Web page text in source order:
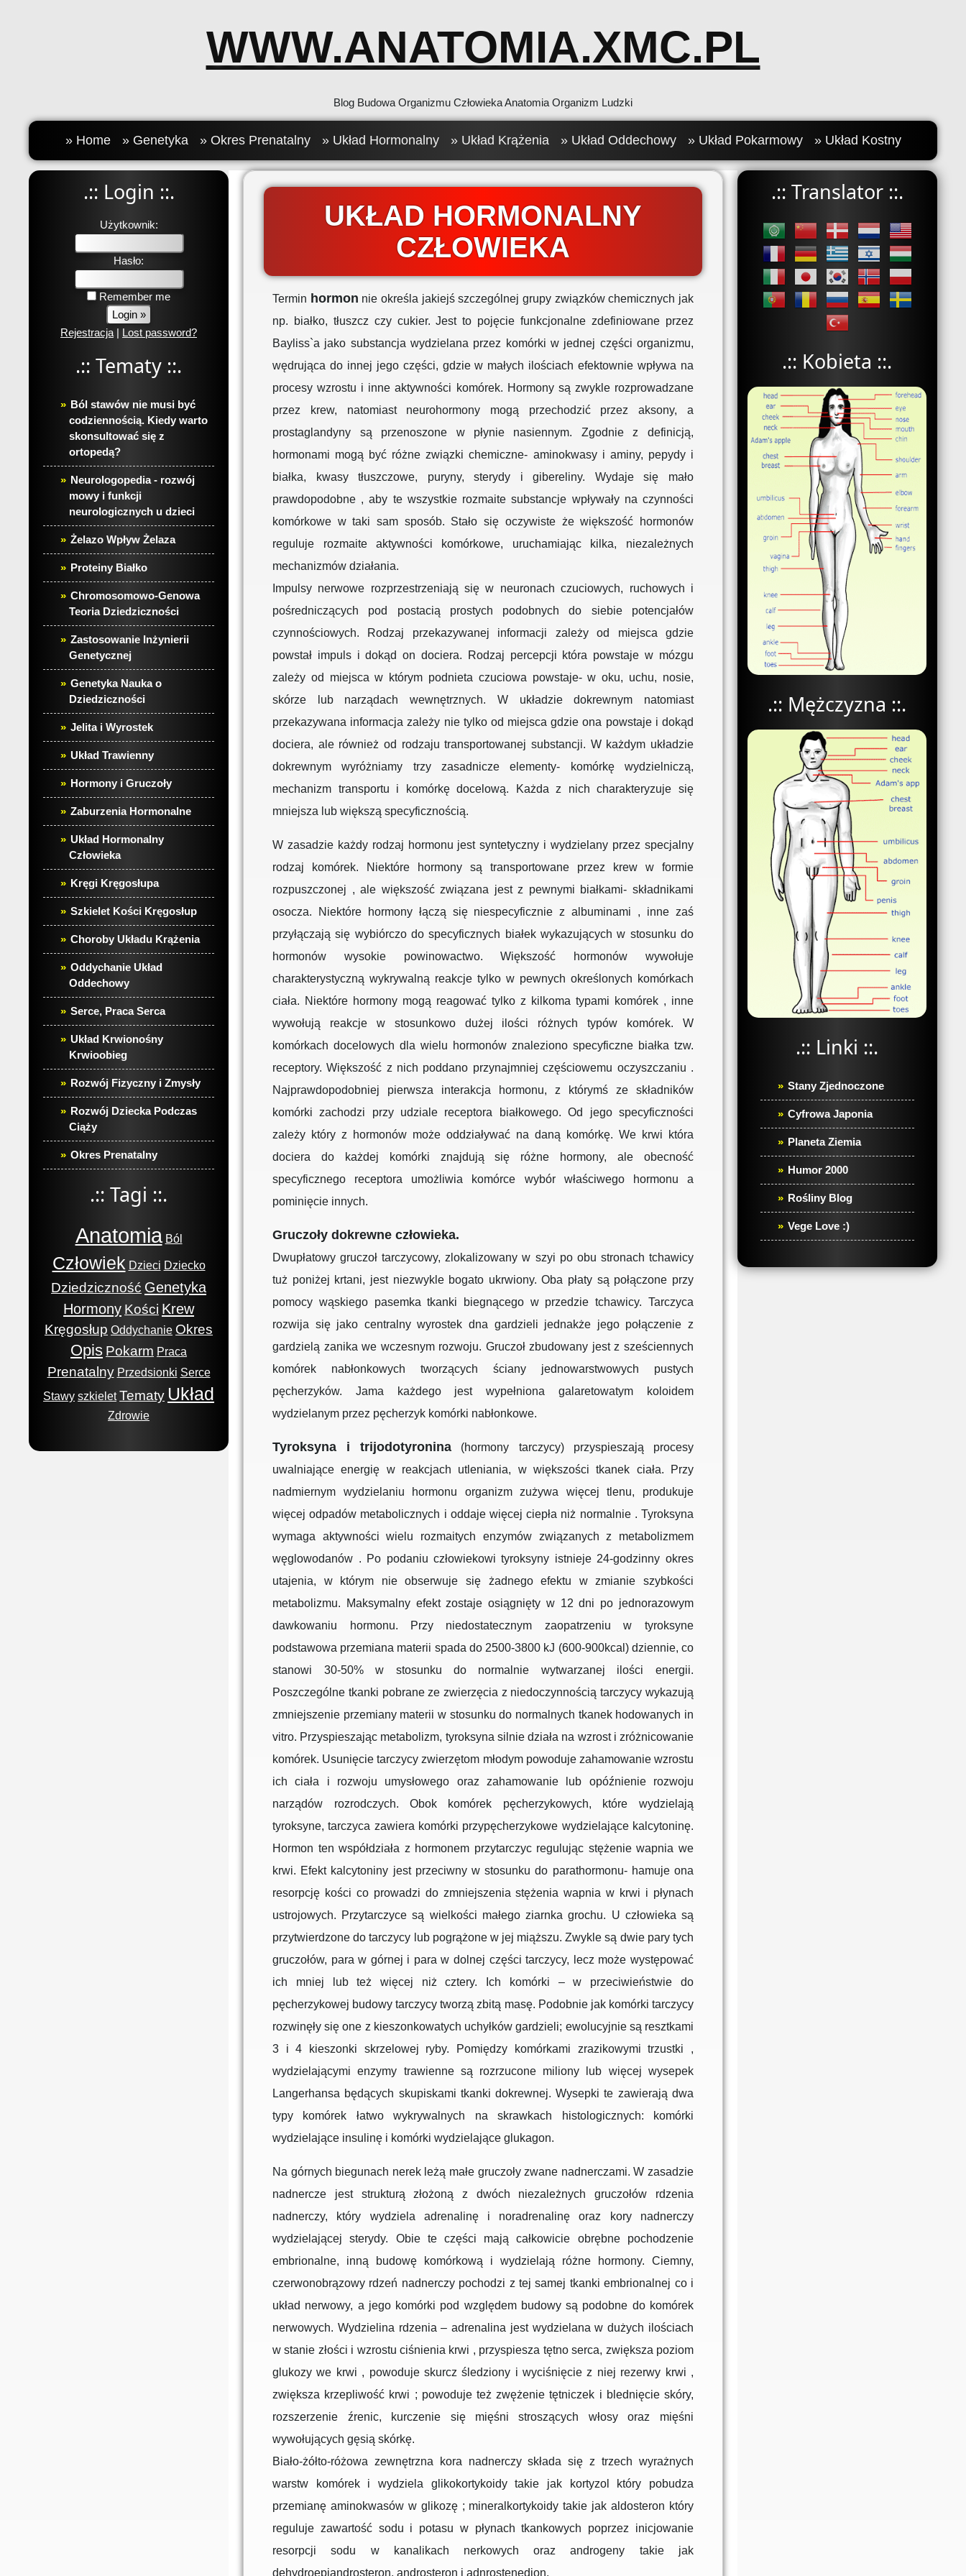
WWW.ANATOMIA.XMC.PL
Blog Budowa Organizmu Człowieka Anatomia Organizm Ludzki
» Home » Genetyka » Okres Prenatalny » Układ Hormonalny » Układ Krążenia » Układ Oddechowy » Układ Pokarmowy » Układ Kostny
.:: Login ::.
Użytkownik:
Hasło:
Remember me
Rejestracja | Lost password?
.:: Tematy ::.
Ból stawów nie musi być
codziennością. Kiedy warto
skonsultować się z
ortopedą?
Neurologopedia - rozwój
mowy i funkcji
neurologicznych u dzieci
Żelazo Wpływ Żelaza
Proteiny Białko
Chromosomowo-Genowa
Teoria Dziedziczności
Zastosowanie Inżynierii
Genetycznej
Genetyka Nauka o
Dziedziczności
Jelita i Wyrostek
Układ Trawienny
Hormony i Gruczoły
Zaburzenia Hormonalne
Układ Hormonalny
Człowieka
Kręgi Kręgosłupa
Szkielet Kości Kręgosłup
Choroby Układu Krążenia
Oddychanie Układ
Oddechowy
Serce, Praca Serca
Układ Krwionośny
Krwioobieg
Rozwój Fizyczny i Zmysły
Rozwój Dziecka Podczas
Ciąży
Okres Prenatalny
.:: Tagi ::.
Anatomia Ból
Człowiek Dzieci Dziecko
Dziedziczność Genetyka
Hormony Kości Krew
Kręgosłup Oddychanie Okres
Opis Pokarm Praca
Prenatalny Przedsionki Serce
Stawy szkielet Tematy Układ
Zdrowie
UKŁAD HORMONALNY
CZŁOWIEKA
Termin hormon nie określa jakiejś szczególnej grupy związków chemicznych jak
np. białko, tłuszcz czy cukier. Jest to pojęcie funkcjonalne zdefiniowane przez
Bayliss`a jako substancja wydzielana przez komórki w jednej części organizmu,
wędrująca do innej jego części, gdzie w małych ilościach efektownie wpływa na
procesy wzrostu i inne aktywności komórek. Hormony są zwykle rozprowadzane
przez krew, natomiast neurohormony mogą przechodzić przez aksony, a
prostaglandyny są przenoszone w płynie nasiennym. Zgodnie z definicją,
hormonami mogą być różne związki chemiczne- aminokwasy i aminy, pepydy i
białka, kwasy tłuszczowe, puryny, sterydy i gibereliny. Wydaje się mało
prawdopodobne , aby te wszystkie rozmaite substancje wpływały na czynności
komórkowe w taki sam sposób. Stało się oczywiste że większość hormonów
reguluje rozmaite aktywności komórkowe, uruchamiając kilka, niezależnych
mechanizmów działania.
Impulsy nerwowe rozprzestrzeniają się w neuronach czuciowych, ruchowych i
pośredniczących pod postacią prostych podobnych do siebie potencjałów
czynnościowych. Rodzaj przekazywanej informacji zależy od miejsca gdzie
powstał impuls i dokąd on dociera. Rodzaj percepcji która powstaje w mózgu
zależy od miejsca w którym podnieta czuciowa powstaje- w oku, uchu, nosie,
skórze lub narządach wewnętrznych. W układzie dokrewnym natomiast
przekazywana informacja zależy nie tylko od miejsca gdzie ona powstaje i dokąd
dociera, ale również od rodzaju transportowanej substancji. W każdym układzie
dokrewnym wyróżniamy trzy zasadnicze elementy- komórkę wydzielniczą,
mechanizm transportu i komórkę docelową. Każda z nich charakteryzuje się
mniejsza lub większą specyficznością.
W zasadzie każdy rodzaj hormonu jest syntetyczny i wydzielany przez specjalny
rodzaj komórek. Niektóre hormony są transportowane przez krew w formie
rozpuszczonej , ale większość związana jest z pewnymi białkami- składnikami
osocza. Niektóre hormony łączą się niespecyficznie z albuminami , inne zaś
przyłączają się wybiórczo do specyficznych białek wykazujących w stosunku do
hormonów wysokie powinowactwo. Większość hormonów wywołuje
charakterystyczną wykrywalną reakcje tylko w pewnych określonych komórkach
ciała. Niektóre hormony mogą reagować tylko z kilkoma typami komórek , inne
wywołują reakcje w stosunkowo dużej ilości różnych typów komórek. W
komórkach docelowych dla wielu hormonów znaleziono specyficzne białka tzw.
receptory. Większość z nich poddano przynajmniej częściowemu oczyszczaniu .
Najprawdopodobniej pierwsza interakcja hormonu, z którymś ze składników
komórki zachodzi przy udziale receptora białkowego. Od jego specyficzności
zależy który z hormonów może oddziaływać na daną komórkę. We krwi która
dociera do każdej komórki znajdują się różne hormony, ale obecność
specyficznego receptora umożliwia komórce wybór właściwego hormonu a
pominięcie innych.
Gruczoły dokrewne człowieka.
Dwupłatowy gruczoł tarczycowy, zlokalizowany w szyi po obu stronach tchawicy
tuż poniżej krtani, jest niezwykle bogato ukrwiony. Oba płaty są połączone przy
pomocy wąskiego pasemka tkanki biegnącego w przedzie tchawicy. Tarczyca
rozwija się jako centralny wyrostek dna gardzieli jednakże jego połączenie z
gardzielą zanika we wczesnym rozwoju. Gruczoł zbudowany jest z sześciennych
komórek nabłonkowych tworzących ściany jednowarstwowych pustych
pęcherzyków. Jama każdego jest wypełniona galaretowatym koloidem
wydzielanym przez pęcherzyk komórki nabłonkowe.
Tyroksyna i trijodotyronina (hormony tarczycy) przyspieszają procesy
uwalniające energię w reakcjach utleniania, w większości tkanek ciała. Przy
nadmiernym wydzielaniu hormonu organizm zużywa więcej tlenu, produkuje
więcej odpadów metabolicznych i oddaje więcej ciepła niż normalnie . Tyroksyna
wymaga aktywności wielu rozmaitych enzymów związanych z metabolizmem
węglowodanów . Po podaniu człowiekowi tyroksyny istnieje 24-godzinny okres
utajenia, w którym nie obserwuje się żadnego efektu w zmianie szybkości
metabolizmu. Maksymalny efekt zostaje osiągnięty w 12 dni po jednorazowym
dawkowaniu hormonu. Przy niedostatecznym zaopatrzeniu w tyroksyne
podstawowa przemiana materii spada do 2500-3800 kJ (600-900kcal) dziennie, co
stanowi 30-50% w stosunku do normalnie wytwarzanej ilości energii.
Poszczególne tkanki pobrane ze zwierzęcia z niedoczynnością tarczycy wykazują
zmniejszenie przemiany materii w stosunku do normalnych tkanek hodowanych in
vitro. Przyspieszając metabolizm, tyroksyna silnie działa na wzrost i zróżnicowanie
komórek. Usunięcie tarczycy zwierzętom młodym powoduje zahamowanie wzrostu
ich ciała i rozwoju umysłowego oraz zahamowanie lub opóźnienie rozwoju
narządów rozrodczych. Obok komórek pęcherzykowych, które wydzielają
tyroksyne, tarczyca zawiera komórki przypęcherzykowe wydzielające kalcytoninę.
Hormon ten współdziała z hormonem przytarczyc regulując stężenie wapnia we
krwi. Efekt kalcytoniny jest przeciwny w stosunku do parathormonu- hamuje ona
resorpcję kości co prowadzi do zmniejszenia stężenia wapnia w krwi i płynach
ustrojowych. Przytarczyce są wielkości małego ziarnka grochu. U człowieka są
przytwierdzone do tarczycy lub pogrążone w jej miąższu. Zwykle są dwie pary tych
gruczołów, para w górnej i para w dolnej części tarczycy, lecz może występować
ich mniej lub też więcej niż cztery. Ich komórki – w przeciwieństwie do
pęcherzykowej budowy tarczycy tworzą zbitą masę. Podobnie jak komórki tarczycy
rozwinęły się one z kieszonkowatych uchyłków gardzieli; ewolucyjnie są resztkami
3 i 4 kieszonki skrzelowej ryby. Pomiędzy komórkami zrazikowymi trzustki ,
wydzielającymi enzymy trawienne są rozrzucone miliony lub więcej wysepek
Langerhansa będących skupiskami tkanki dokrewnej. Wysepki te zawierają dwa
typy komórek łatwo wykrywalnych na skrawkach histologicznych: komórki
wydzielające insulinę i komórki wydzielające glukagon.
Na górnych biegunach nerek leżą małe gruczoły zwane nadnerczami. W zasadzie
nadnercze jest strukturą złożoną z dwóch niezależnych gruczołów rdzenia
nadnerczy, który wydziela adrenalinę i noradrenalinę oraz kory nadnerczy
wydzielającej sterydy. Obie te części mają całkowicie obrębne pochodzenie
embrionalne, inną budowę komórkową i wydzielają różne hormony. Ciemny,
czerwonobrązowy rdzeń nadnerczy pochodzi z tej samej tkanki embrionalnej co i
układ nerwowy, a jego komórki pod względem budowy są podobne do komórek
nerwowych. Wydzielina rdzenia – adrenalina jest wydzielana w dużych ilościach
w stanie złości i wzrostu ciśnienia krwi , przyspiesza tętno serca, zwiększa poziom
glukozy we krwi , powoduje skurcz śledziony i wyciśnięcie z niej rezerwy krwi ,
zwiększa krzepliwość krwi ; powoduje też zwężenie tętniczek i blednięcie skóry,
rozszerzenie źrenic, kurczenie się mięśni stroszących włosy oraz mięśni
wywołujących gęsią skórkę.
Biało-żółto-różowa zewnętrzna kora nadnerczy składa się z trzech wyrażnych
warstw komórek i wydziela glikokortykoidy takie jak kortyzol który pobudza
przemianę aminokwasów w glikozę ; mineralkortykoidy takie jak aldosteron który
reguluje zawartość sodu i potasu w płynach tkankowych poprzez inicjowanie
resorpcji sodu w kanalikach nerkowych oraz androgeny takie jak
dehydroepiandrosteron, androsteron i adnrostenedion.
.:: Translator ::.
.:: Kobieta ::.
.:: Mężczyzna ::.
.:: Linki ::.
Stany Zjednoczone
Cyfrowa Japonia
Planeta Ziemia
Humor 2000
Rośliny Blog
Vege Love :)